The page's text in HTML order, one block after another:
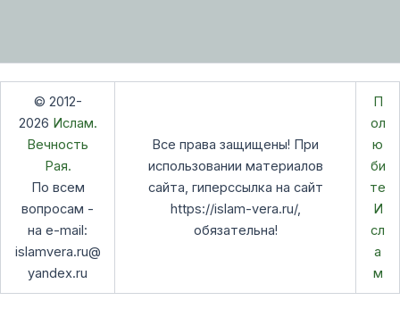
© 2012-
2026 Ислам.
Вечность
Рая.
По всем
вопросам -
на e-mail:
islamvera.ru@
yandex.ru
Все права защищены! При
использовании материалов
сайта, гиперссылка на сайт
https://islam-vera.ru/,
обязательна!
П
ол
ю
би
те
И
сл
а
м